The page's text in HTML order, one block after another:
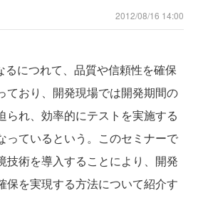
2012/08/16 14:00
るにつれて、品質や信頼性を確保
ており、開発現場では開発期間の
られ、効率的にテストを実施する
っているという。このセミナーで
技術を導入することにより、開発
保を実現する方法について紹介す